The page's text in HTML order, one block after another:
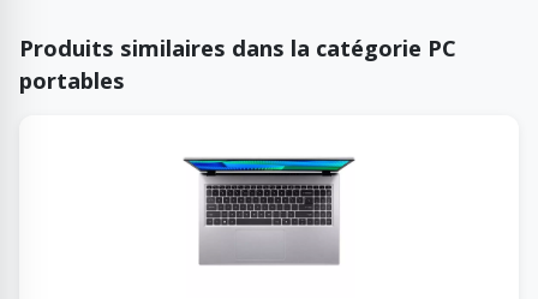
Produits similaires dans la catégorie PC
portables